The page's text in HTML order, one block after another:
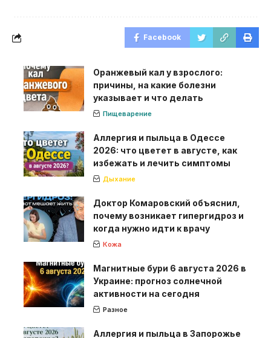
Facebook
Оранжевый кал у взрослого:
причины, на какие болезни
указывает и что делать
Пищеварение
Аллергия и пыльца в Одессе
2026: что цветет в августе, как
избежать и лечить симптомы
Дыхание
Доктор Комаровский объяснил,
почему возникает гипергидроз и
когда нужно идти к врачу
Кожа
Магнитные бури 6 августа 2026 в
Украине: прогноз солнечной
активности на сегодня
Разное
Аллергия и пыльца в Запорожье